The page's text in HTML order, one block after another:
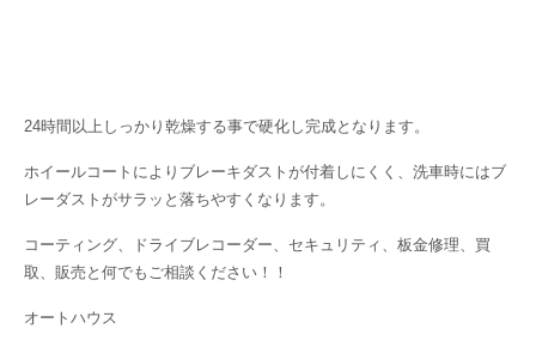
24時間以上しっかり乾燥する事で硬化し完成となります。
ホイールコートによりブレーキダストが付着しにくく、洗車時にはブ
レーダストがサラッと落ちやすくなります。
コーティング、ドライブレコーダー、セキュリティ、板金修理、買
取、販売と何でもご相談ください！！
オートハウス